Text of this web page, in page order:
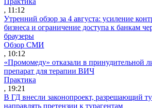
, 11:12
Утренний обзор за 4 августа: усиление
бизнеса и ограничение доступа к банкам
браузеры
Обзор СМИ
, 10:12
«Промомеду» отказали в принудительной
препарат для терапии ВИЧ
Практика
, 19:21
В ГД внесли законопроект, разрешающий
направлять претензии к турагентам